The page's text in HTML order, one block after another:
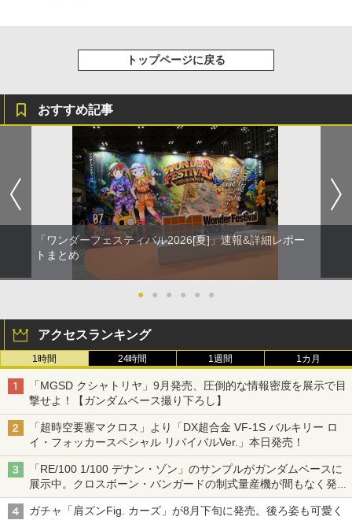
トップページに戻る
おすすめ記事
「ワンダーフェスティバル2026[夏]」速報&詳細レポー
トまとめ
● ● ● ● ● ●
アクセスランキング
1時間 24時間 1週間 1カ月
「MGSD クシャトリヤ」9月発売、圧倒的な情報密度を展示で目
撃せよ！【ガンダムベース撮り下ろし】
「超時空要塞マクロス」より「DX超合金 VF-1S バルキリー ロ
イ・フォッカースペシャル リバイバルVer.」本日発売！
「RE/100 1/100 デナン・ゾン」のサンプルがガンダムベースに
展示中。クロスボーン・バンガードの制式量産機が間もなく発送
【ガンダムベース撮り下ろし】
ガチャ「肩ズンFig. カーズ」が8月下旬に発売。後ろ姿も可愛く